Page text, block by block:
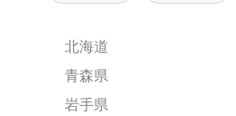
北海道
青森県
岩手県